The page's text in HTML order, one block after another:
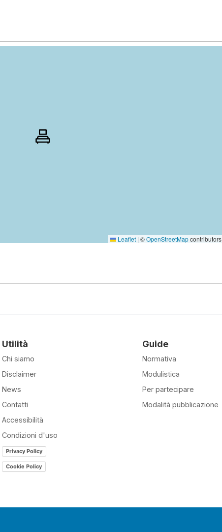
Leaflet | ©OpenStreetMapcontributors
Utilità
Chi siamo
Disclaimer
News
Contatti
Accessibilità
Condizioni d'uso
Privacy Policy
Cookie Policy
Guide
Normativa
Modulistica
Per partecipare
Modalità pubblicazione